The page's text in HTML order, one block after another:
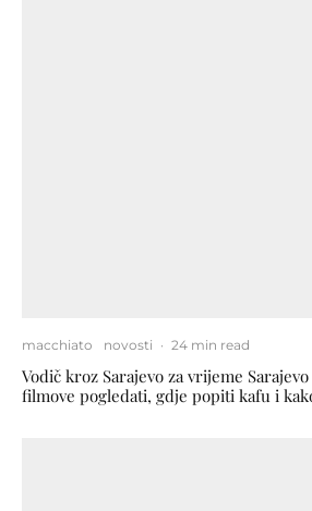
macchiato novosti · 24 min read
Vodič kroz Sarajevo za vrijeme
filmove pogledati, gdje popiti kafu i